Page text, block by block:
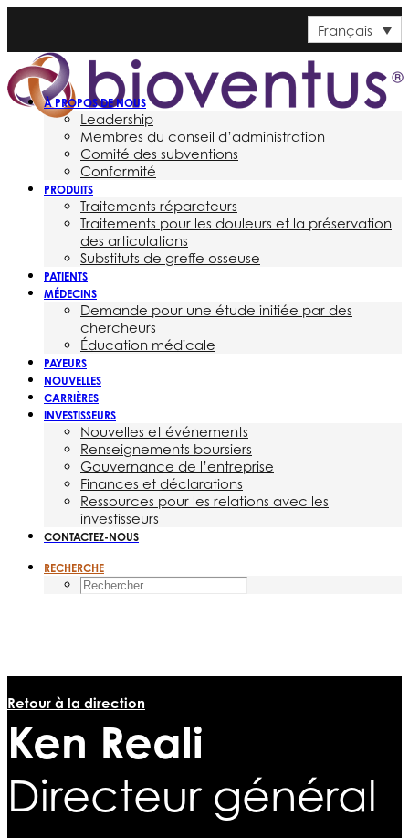
Français
À PROPOS DE NOUS
Leadership
Membres du conseil d’administration
Comité des subventions
Conformité
PRODUITS
Traitements réparateurs
Traitements pour les douleurs et la préservation
des articulations
Substituts de greffe osseuse
PATIENTS
MÉDECINS
Demande pour une étude initiée par des
chercheurs
Éducation médicale
PAYEURS
NOUVELLES
CARRIÈRES
INVESTISSEURS
Nouvelles et événements
Renseignements boursiers
Gouvernance de l’entreprise
Finances et déclarations
Ressources pour les relations avec les
investisseurs
CONTACTEZ-NOUS
RECHERCHE
Retour à la direction
Ken Reali
Directeur général